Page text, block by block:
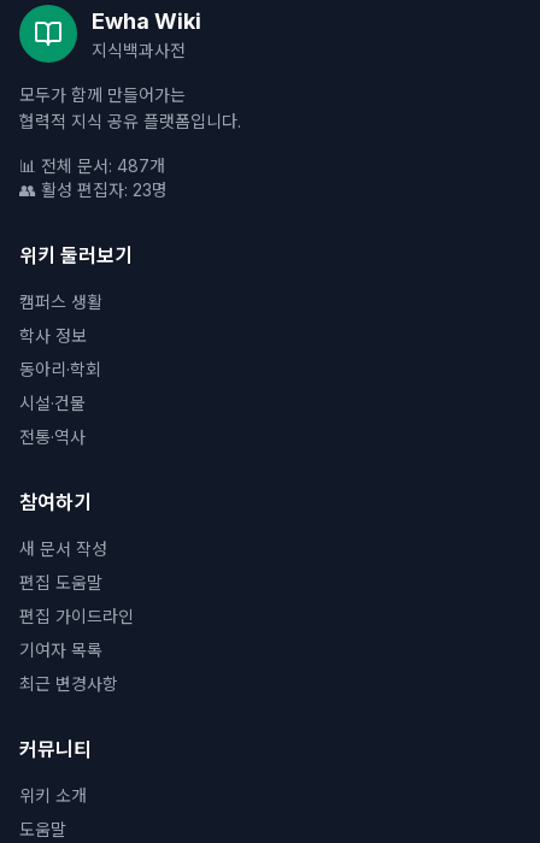
Ewha Wiki
지식백과사전
모두가 함께 만들어가는
협력적 지식 공유 플랫폼입니다.
📊 전체 문서: 487개
👥 활성 편집자: 23명
위키 둘러보기
캠퍼스 생활
학사 정보
동아리·학회
시설·건물
전통·역사
참여하기
새 문서 작성
편집 도움말
편집 가이드라인
기여자 목록
최근 변경사항
커뮤니티
위키 소개
도움말